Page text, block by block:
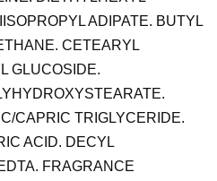
ADIPATE. BUTYL
CETEARYL
GLUCOSIDE.
CAPRIC TRIGLYCERIDE.
ACID. DECYL
FRAGRANCE